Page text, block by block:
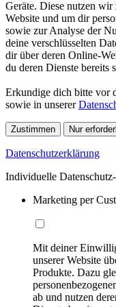
Geräte. Diese nutzen
Website und um dir
sowie zur Analyse der
deine verschlüsselten
dir über deren Online-
du deren Dienste bereits
Erkundige dich bitte vor
sowie in unserer
Zustimmen Nur
Datenschutzerklärung
Individuelle
Marketing per
Mit deiner
unserer Website
Produkte. Dazu
ab und nutzen